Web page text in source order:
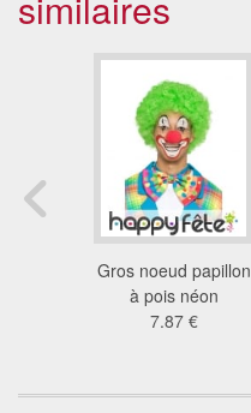
Gros noeud papillon
à pois néon
7.87 €